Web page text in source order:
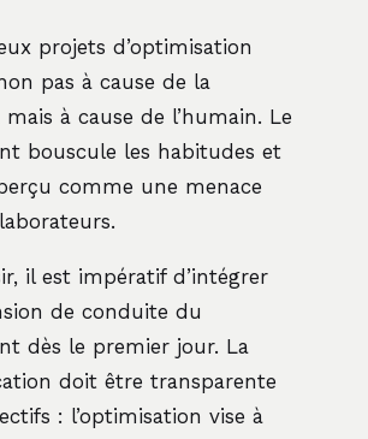
projets d’optimisation
pas à cause de la
à cause de l’humain. Le
bouscule les habitudes et
comme une menace
il est impératif d’intégrer
de conduite du
dès le premier jour. La
doit être transparente
: l’optimisation vise à